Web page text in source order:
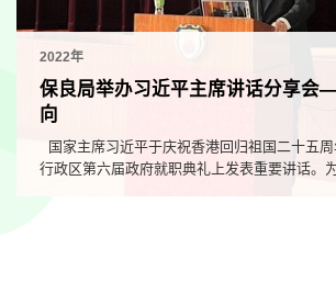
2022年
保良局举办习近平主席讲话分享会
向
国家主席习近平于庆祝香港回归祖国二十五周
行政区第六届政府就职典礼上发表重要讲话。